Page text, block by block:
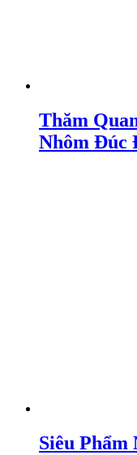
Thăm
Nhôm Đúc
Siêu